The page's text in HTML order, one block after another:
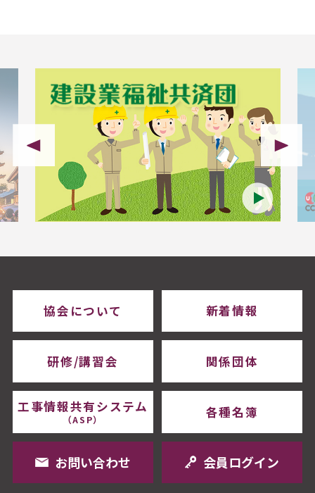
協会について 新着情報
研修/講習会 関係団体
工事情報共有システム
（ASP） 各種名簿
会員ログイン
お問い合わせ